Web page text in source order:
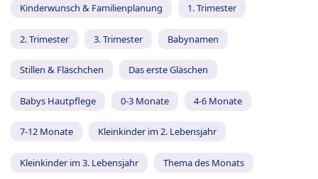
Kinderwunsch & Familienplanung 1. Trimester
2. Trimester 3. Trimester Babynamen
Stillen & Fläschchen Das erste Gläschen
Babys Hautpflege 0-3 Monate 4-6 Monate
7-12 Monate Kleinkinder im 2. Lebensjahr
Kleinkinder im 3. Lebensjahr Thema des Monats